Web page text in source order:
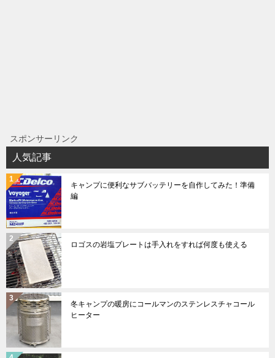
スポンサーリンク
人気記事
キャンプに便利なサブバッテリーを自作してみた！準備
編
ロゴスの岩塩プレートは手入れをすれば何度も使える
冬キャンプの暖房にコールマンのステンレスチャコール
ヒーター